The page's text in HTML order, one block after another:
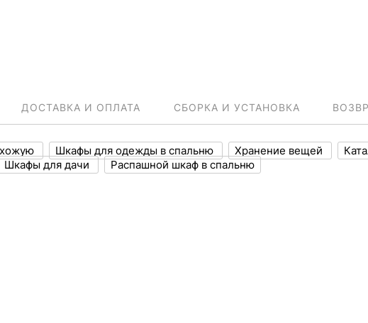
ДОСТАВКА И ОПЛАТА СБОРКА И УСТАНОВКА
Шкафы для одежды в спальню Хранение вещей
Шкафы для дачи Распашной шкаф в спальню